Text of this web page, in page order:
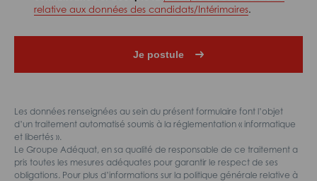
relative aux données des candidats/Intérimaires.
Les données renseignées au sein du présent formulaire font l’objet
d’un traitement automatisé soumis à la réglementation « informatique
et libertés ».
Le Groupe Adéquat, en sa qualité de responsable de ce traitement a
pris toutes les mesures adéquates pour garantir le respect de ses
obligations. Pour plus d’informations sur la politique générale relative à